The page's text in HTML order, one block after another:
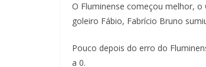
O Fluminense começou melhor,
goleiro Fábio, Fabrício Bruno
Pouco depois do erro do
a 0.